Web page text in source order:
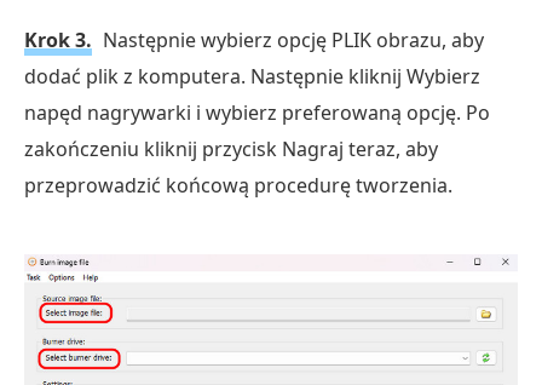
Krok 3. Następnie wybierz opcję PLIK obrazu, aby
dodać plik z komputera. Następnie kliknij Wybierz
napęd nagrywarki i wybierz preferowaną opcję. Po
zakończeniu kliknij przycisk Nagraj teraz, aby
przeprowadzić końcową procedurę tworzenia.